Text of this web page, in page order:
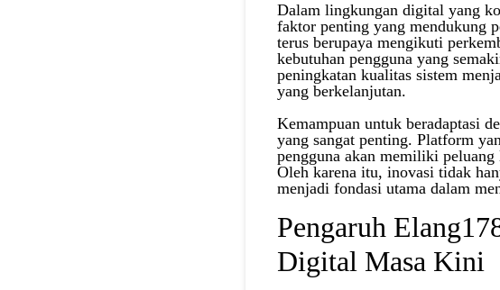
Dalam lingkungan digital yang
faktor penting yang mendukung
terus berupaya mengikuti
kebutuhan pengguna yang
peningkatan kualitas sistem
yang berkelanjutan.
Kemampuan untuk beradaptasi
yang sangat penting. Platform
pengguna akan memiliki
Oleh karena itu, inovasi tidak
menjadi fondasi utama dalam
Pengaruh
Digital Masa Kini